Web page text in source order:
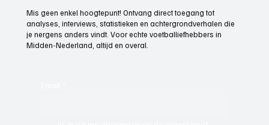
Mis geen enkel hoogtepunt! Ontvang direct toegang tot
analyses, interviews, statistieken en achtergrondverhalen die
je nergens anders vindt. Voor echte voetballiefhebbers in
Midden-Nederland, altijd en overal.